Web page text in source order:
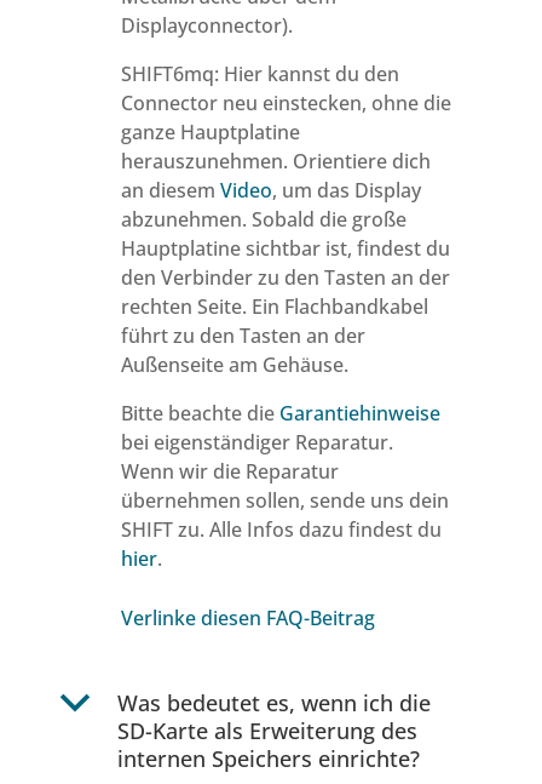
Displayconnector).
SHIFT6mq: Hier kannst du den
Connector neu einstecken, ohne die
ganze Hauptplatine
herauszunehmen. Orientiere dich
an diesem Video, um das Display
abzunehmen. Sobald die große
Hauptplatine sichtbar ist, findest du
den Verbinder zu den Tasten an der
rechten Seite. Ein Flachbandkabel
führt zu den Tasten an der
Außenseite am Gehäuse.
Bitte beachte die Garantiehinweise
bei eigenständiger Reparatur.
Wenn wir die Reparatur
übernehmen sollen, sende uns dein
SHIFT zu. Alle Infos dazu findest du
hier.
Verlinke diesen FAQ-Beitrag
b
Was bedeutet es, wenn ich die
SD-Karte als Erweiterung des
internen Speichers einrichte?